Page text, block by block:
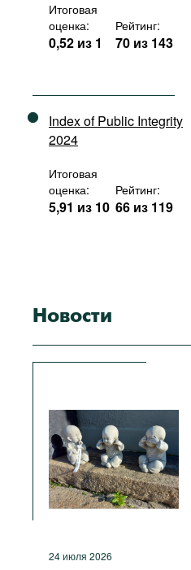
Итоговая
оценка:
0,52 из 1
Рейтинг:
70 из 143
Index of Public Integrity
2024
Итоговая
оценка:
5,91 из 10
Рейтинг:
66 из 119
Новости
24 июля 2026